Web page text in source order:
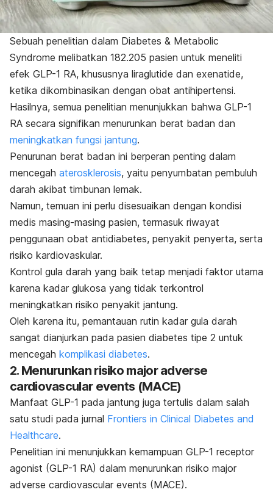
Sebuah penelitian dalam Diabetes & Metabolic
Syndrome melibatkan 182.205 pasien untuk meneliti
efek GLP-1 RA, khususnya liraglutide dan exenatide,
ketika dikombinasikan dengan obat antihipertensi.
Hasilnya, semua penelitian menunjukkan bahwa GLP-1
RA secara signifikan menurunkan berat badan dan
meningkatkan fungsi jantung.
Penurunan berat badan ini berperan penting dalam
mencegah aterosklerosis, yaitu penyumbatan pembuluh
darah akibat timbunan lemak.
Namun, temuan ini perlu disesuaikan dengan kondisi
medis masing-masing pasien, termasuk riwayat
penggunaan obat antidiabetes, penyakit penyerta, serta
risiko kardiovaskular.
Kontrol gula darah yang baik tetap menjadi faktor utama
karena kadar glukosa yang tidak terkontrol
meningkatkan risiko penyakit jantung.
Oleh karena itu, pemantauan rutin kadar gula darah
sangat dianjurkan pada pasien diabetes tipe 2 untuk
mencegah komplikasi diabetes.
2. Menurunkan risiko major adverse
cardiovascular events (MACE)
Manfaat GLP-1 pada jantung juga tertulis dalam salah
satu studi pada jurnal Frontiers in Clinical Diabetes and
Healthcare.
Penelitian ini menunjukkan kemampuan GLP-1 receptor
agonist (GLP-1 RA) dalam menurunkan risiko major
adverse cardiovascular events (MACE).